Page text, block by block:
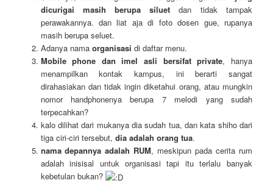
dicurigai masih berupa siluet dan tidak tampak
perawakannya. dan liat aja di foto dosen gue, rupanya
masih berupa seluet.
Adanya nama organisasi di daftar menu.
Mobile phone dan imel asli bersifat private, hanya
menampilkan kontak kampus, ini berarti sangat
dirahasiakan dan tidak ingin diketahui orang, atau mungkin
nomor handphonenya berupa 7 melodi yang sudah
terpecahkan?
kalo dilihat dari mukanya dia sudah tua, dan kata shiho dari
tiga ciri-ciri tersebut, dia adalah orang tua.
nama depannya adalah RUM, meskipun pada cerita rum
adalah inisisal untuk organisasi tapi itu terlalu banyak
kebetulan bukan?